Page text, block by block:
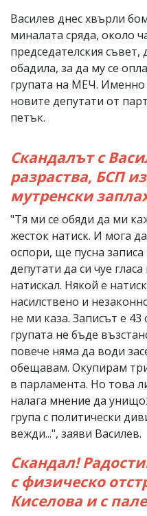
Василев днес хвърли
миналата сряда, около
председателския съвет,
обадила, за да му се
групата на МЕЧ.
новите депутати от
петък.
Скандалът с
разраства, БСП
мутренски
"Тя ми се обяди да ми
жесток натиск. И мога
оспори, ще пусна записа
депутати да си чуе
натискал. Някой е
насилствено и
не ми каза. Записът е 43
групата не бъде
повече няма да води
обещавам. Окупирам
в парламента. Но това
налага мнение да
група с политически
вежди...", заяви Василев.
Скандал!
с физическо
Киселова и с